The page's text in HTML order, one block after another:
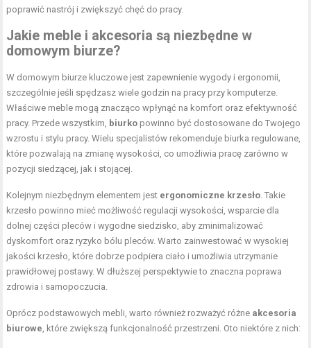
poprawić nastrój i zwiększyć chęć do pracy.
Jakie meble i akcesoria są niezbędne w
domowym biurze?
W domowym biurze kluczowe jest zapewnienie wygody i ergonomii,
szczególnie jeśli spędzasz wiele godzin na pracy przy komputerze.
Właściwe meble mogą znacząco wpłynąć na komfort oraz efektywność
pracy. Przede wszystkim,
biurko powinno być dostosowane do Twojego
wzrostu i stylu pracy. Wielu specjalistów rekomenduje biurka regulowane,
które pozwalają na zmianę wysokości, co umożliwia pracę zarówno w
pozycji siedzącej, jak i stojącej.
Kolejnym niezbędnym elementem jest ergonomiczne krzesło . Takie
krzesło powinno mieć możliwość regulacji wysokości, wsparcie dla
dolnej części pleców i wygodne siedzisko, aby zminimalizować
dyskomfort oraz ryzyko bólu pleców. Warto zainwestować w wysokiej
jakości krzesło, które dobrze podpiera ciało i umożliwia utrzymanie
prawidłowej postawy. W dłuższej perspektywie to znaczna poprawa
zdrowia i samopoczucia.
Oprócz podstawowych mebli, warto również rozważyć różne akcesoria
biurowe , które zwiększą funkcjonalność przestrzeni. Oto niektóre z nich: